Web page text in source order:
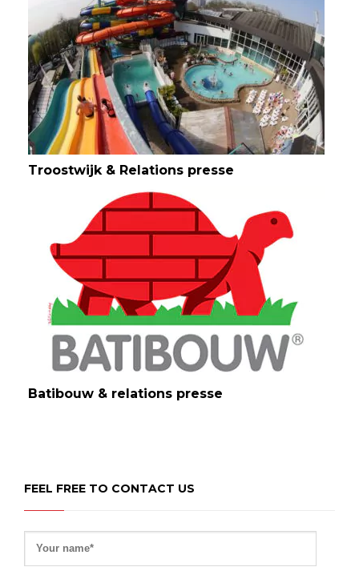
Troostwijk & Relations presse
Batibouw & relations presse
FEEL FREE TO CONTACT US